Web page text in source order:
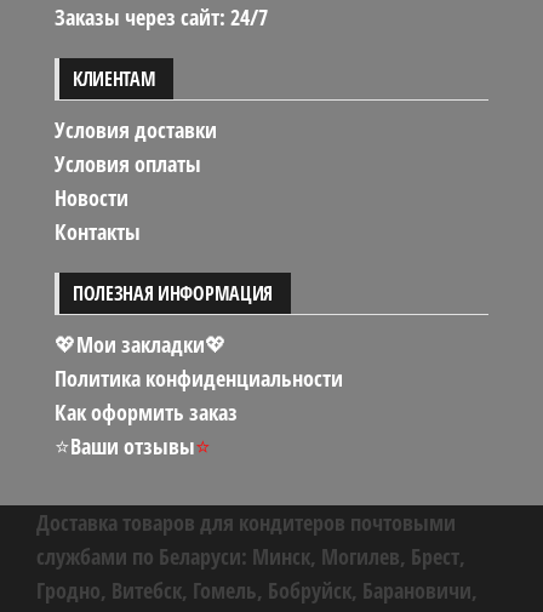
Заказы через сайт: 24/7
КЛИЕНТАМ
Условия доставки
Условия оплаты
Новости
Контакты
ПОЛЕЗНАЯ ИНФОРМАЦИЯ
💖Мои закладки💖
Политика конфиденциальности
Как оформить заказ
⭐Ваши отзывы⭐
Доставка товаров для кондитеров почтовыми
службами по Беларуси: Минск, Могилев, Брест,
Гродно, Витебск, Гомель, Бобруйск, Барановичи,